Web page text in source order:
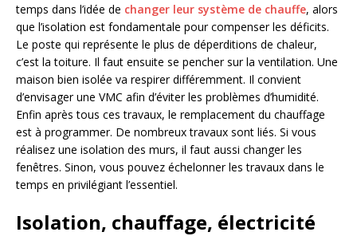
temps dans l’idée de changer leur système de chauffe, alors
que l’isolation est fondamentale pour compenser les déficits.
Le poste qui représente le plus de déperditions de chaleur,
c’est la toiture. Il faut ensuite se pencher sur la ventilation. Une
maison bien isolée va respirer différemment. Il convient
d’envisager une VMC afin d’éviter les problèmes d’humidité.
Enfin après tous ces travaux, le remplacement du chauffage
est à programmer. De nombreux travaux sont liés. Si vous
réalisez une isolation des murs, il faut aussi changer les
fenêtres. Sinon, vous pouvez échelonner les travaux dans le
temps en privilégiant l’essentiel.
Isolation, chauffage, électricité